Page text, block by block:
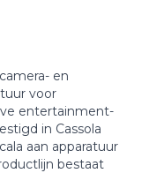
en
voor
entertainment-
in Cassola
aan apparatuur
bestaat